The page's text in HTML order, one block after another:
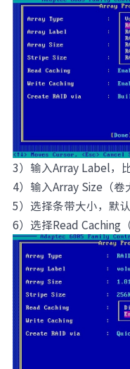
3）输入Array Label，
4）输入Array Size（
5）选择条带大小，默
6）选择Read Caching